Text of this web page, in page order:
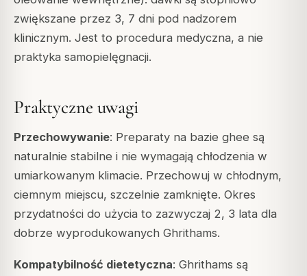
zwiększane przez 3, 7 dni pod nadzorem
klinicznym. Jest to procedura medyczna, a nie
praktyka samopielęgnacji.
Praktyczne uwagi
Przechowywanie: Preparaty na bazie ghee są
naturalnie stabilne i nie wymagają chłodzenia w
umiarkowanym klimacie. Przechowuj w chłodnym,
ciemnym miejscu, szczelnie zamknięte. Okres
przydatności do użycia to zazwyczaj 2, 3 lata dla
dobrze wyprodukowanych Ghrithams.
Kompatybilność dietetyczna: Ghrithams są